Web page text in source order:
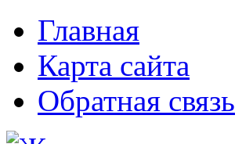
Главная
Карта сайта
Обратная связь